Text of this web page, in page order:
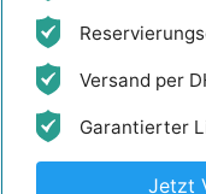
Versand per
Garantierter
Jetzt